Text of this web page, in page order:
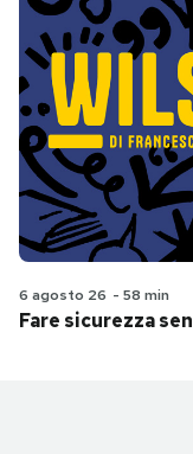
6 agosto 26 - 58 min
Fare sicurezza